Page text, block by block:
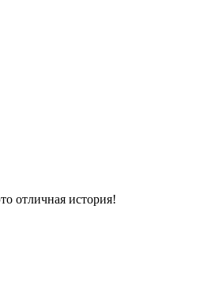
отличная история!